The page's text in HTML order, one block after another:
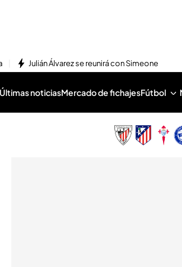
Julián Álvarez se reunirá con Simeone
Últimas noticiasMercado de fichajesFútbol